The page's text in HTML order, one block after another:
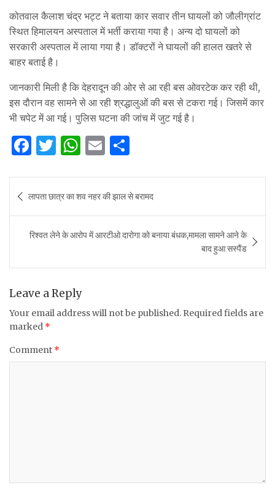
कोतवाल कैलाश चंद्र भट्ट ने बताया कार सवार तीन घायलों को जौलीग्रांट
स्थित हिमालयन अस्पताल में भर्ती कराया गया है। अन्य दो घायलों को
सरकारी अस्पताल में लाया गया है। डॉक्टरों ने घायलों की हालत खतरे से
बाहर बताई है।
जानकारी मिली है कि देहरादून की ओर से आ रही बस ओवरटेक कर रही थी,
इस दौरान वह सामने से आ रही श्रद्धालुओं की बस से टकरा गई। जिसमें कार
भी चपेट में आ गई। पुलिस घटना की जांच में जुट गई है।
F
c
e
b
o
o
T
it
te
r
W
at
s
A
p
p
E
ai
l
ar
e
navigation
लापता छात्र का शव नहर की झाल से बरामद
रिश्वत लेने के आरोप में आरटीओ दारोगा को बनाया बंधक,मामला सामने आने के
बाद हुआ सस्पैंड
Leave a Reply
Your email address will not be published. Required fields are
marked *
Comment *